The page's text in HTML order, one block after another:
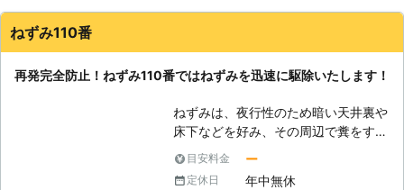
らず駆除するには、入念な調査と確か
の技術と知識を豊富に持つスタッフ
が、トラップや毒餌、毒水などの様々
な方法を用いてねずみの巣や通り道に
徹底的な駆除を実施します。ねずみ駆
除の完了後はお客様に安心と満足を感
じていただける丁寧で迅速なサービス
をお届けいたします。 【何でも頼め
って来たそうです。その割れ目にしっかり対策してもらい、助
かりました！
長野県 東御市 2016年12月14日
ねずみ110番
再発完全防止！ねずみ110番ではねずみを迅速に駆除いたします！
ねずみは、夜行性のため暗い天井裏や
床下などを好み、その周辺で糞をする
習性があります。 「夜中に天井から
物音が聞こえる」「糞や尿などの異臭
目安料金 ー
定休日 年中無休